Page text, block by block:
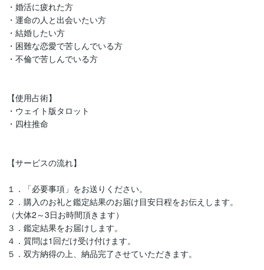
・婚活に疲れた方
・運命の人と出会いたい方
・結婚したい方
・困難な恋愛で苦しんでいる方
・不倫で苦しんでいる方
【使用占術】
・ウェイト版タロット
・四柱推命
【サービスの流れ】
１．「必要事項」をお送りください。
２．購入のお礼と鑑定結果のお届け目安日程をお伝えします。
（大体2～3日お時間頂きます）
３．鑑定結果をお届けします。
４．質問は1回だけ受け付けます。
５．双方納得の上、納品完了させていただきます。